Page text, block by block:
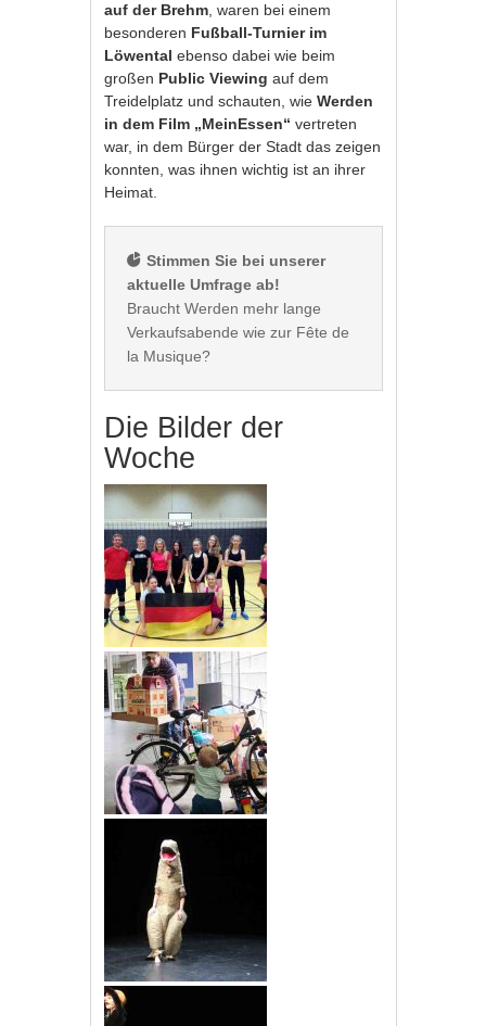
auf der Brehm , waren bei einem
besonderen Fußball-Turnier im
Löwental ebenso dabei wie beim
großen Public Viewing auf dem
Treidelplatz und schauten, wieWerden
in dem Film „MeinEssen“ vertreten
war, in dem Bürger der Stadt das zeigen
konnten, was ihnen wichtig ist an ihrer
Heimat.
Stimmen Sie bei unserer
aktuelle Umfrage ab!
Braucht Werden mehr lange
Verkaufsabende wie zur Fête de
Die Bilder der
Woche